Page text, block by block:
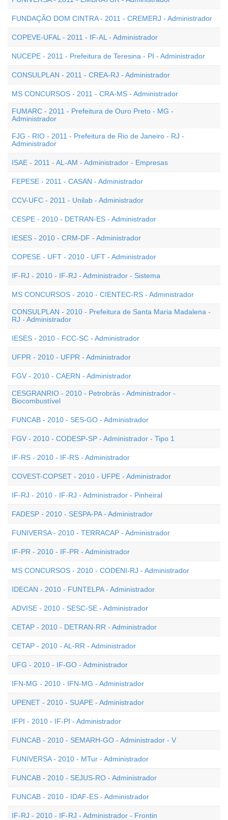
FUNDAÇÃO DOM CINTRA - 2011 - CREMERJ - Administrador
COPEVE-UFAL - 2011 - IF-AL - Administrador
NUCEPE - 2011 - Prefeitura de Teresina - PI - Administrador
CONSULPLAN - 2011 - CREA-RJ - Administrador
MS CONCURSOS - 2011 - CRA-MS - Administrador
FUMARC - 2011 - Prefeitura de Ouro Preto - MG -
Administrador
FJG - RIO - 2011 - Prefeitura de Rio de Janeiro - RJ -
Administrador
ISAE - 2011 - AL-AM - Administrador - Empresas
FEPESE - 2011 - CASAN - Administrador
CCV-UFC - 2011 - Unilab - Administrador
CESPE - 2010 - DETRAN-ES - Administrador
IESES - 2010 - CRM-DF - Administrador
COPESE - UFT - 2010 - UFT - Administrador
IF-RJ - 2010 - IF-RJ - Administrador - Sistema
MS CONCURSOS - 2010 - CIENTEC-RS - Administrador
CONSULPLAN - 2010 - Prefeitura de Santa Maria Madalena -
RJ - Administrador
IESES - 2010 - FCC-SC - Administrador
UFPR - 2010 - UFPR - Administrador
FGV - 2010 - CAERN - Administrador
CESGRANRIO - 2010 - Petrobrás - Administrador -
Biocombustível
FUNCAB - 2010 - SES-GO - Administrador
FGV - 2010 - CODESP-SP - Administrador - Tipo 1
IF-RS - 2010 - IF-RS - Administrador
COVEST-COPSET - 2010 - UFPE - Administrador
IF-RJ - 2010 - IF-RJ - Administrador - Pinheiral
FADESP - 2010 - SESPA-PA - Administrador
FUNIVERSA - 2010 - TERRACAP - Administrador
IF-PR - 2010 - IF-PR - Administrador
MS CONCURSOS - 2010 - CODENI-RJ - Administrador
IDECAN - 2010 - FUNTELPA - Administrador
ADVISE - 2010 - SESC-SE - Administrador
CETAP - 2010 - DETRAN-RR - Administrador
CETAP - 2010 - AL-RR - Administrador
UFG - 2010 - IF-GO - Administrador
IFN-MG - 2010 - IFN-MG - Administrador
UPENET - 2010 - SUAPE - Administrador
IFPI - 2010 - IF-PI - Administrador
FUNCAB - 2010 - SEMARH-GO - Administrador - V
FUNIVERSA - 2010 - MTur - Administrador
FUNCAB - 2010 - SEJUS-RO - Administrador
FUNCAB - 2010 - IDAF-ES - Administrador
IF-RJ - 2010 - IF-RJ - Administrador - Frontin